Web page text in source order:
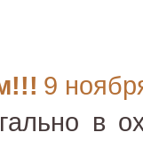
9
в